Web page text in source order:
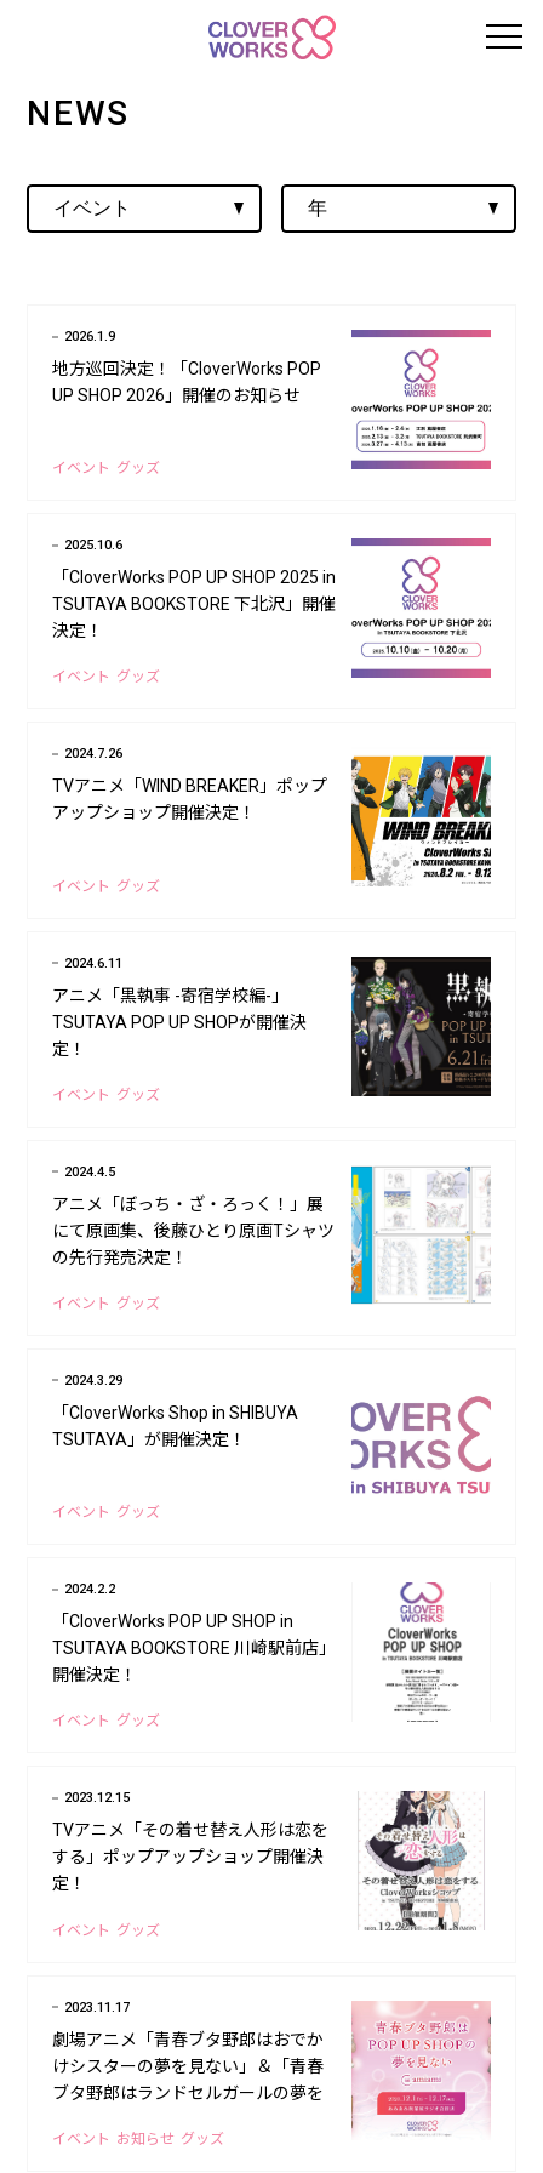
NEWS
2026.1.9
地方巡回決定！「CloverWorks POP
UP SHOP 2026」開催のお知らせ
イベント グッズ
2025.10.6
「CloverWorks POP UP SHOP 2025 in
TSUTAYA BOOKSTORE 下北沢」開催
決定！
イベント グッズ
2024.7.26
TVアニメ「WIND BREAKER」ポップ
アップショップ開催決定！
イベント グッズ
2024.6.11
アニメ「黒執事 -寄宿学校編-」
TSUTAYA POP UP SHOPが開催決
定！
イベント グッズ
2024.4.5
アニメ「ぼっち・ざ・ろっく！」展
にて原画集、後藤ひとり原画Tシャツ
の先行発売決定！
イベント グッズ
2024.3.29
「CloverWorks Shop in SHIBUYA
TSUTAYA」が開催決定！
イベント グッズ
2024.2.2
「CloverWorks POP UP SHOP in
TSUTAYA BOOKSTORE 川崎駅前店」
開催決定！
イベント グッズ
2023.12.15
TVアニメ「その着せ替え人形は恋を
する」ポップアップショップ開催決
定！
イベント グッズ
2023.11.17
劇場アニメ「青春ブタ野郎はおでか
けシスターの夢を見ない」＆「青春
ブタ野郎はランドセルガールの夢を
決定！
イベント お知らせ グッズ